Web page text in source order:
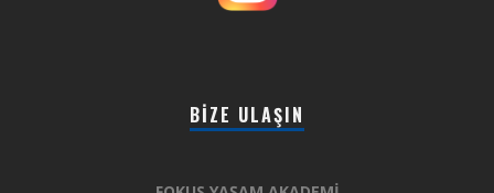
BIZE ULAŞIN